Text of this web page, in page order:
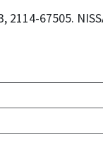
2114-67505.